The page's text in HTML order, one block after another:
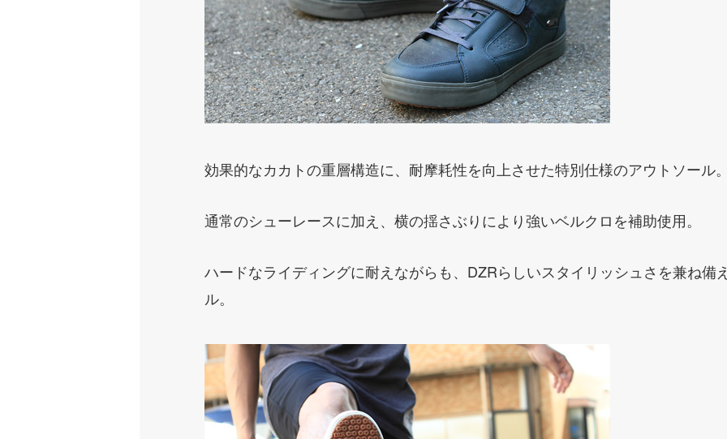
効果的なカカトの重層構造に、耐摩耗性を向上させた特別仕様のアウトソール。
通常のシューレースに加え、横の揺さぶりにより強いベルクロを補助使用。
ハードなライディングに耐えながらも、DZRらしいスタイリッシュさを兼ね備
ル。